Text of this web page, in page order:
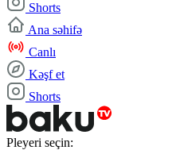
Shorts
Ana səhifə
Canlı
Kəşf et
Shorts
Pleyeri seçin: